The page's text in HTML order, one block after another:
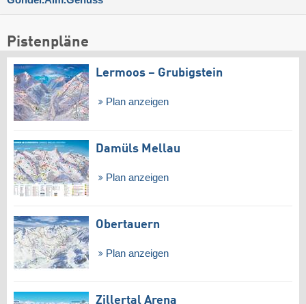
Pistenpläne
Lermoos – Grubigstein
Plan anzeigen
Damüls Mellau
Plan anzeigen
Obertauern
Plan anzeigen
Zillertal Arena